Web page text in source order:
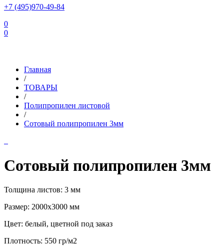
+7 (495)970-49-84
0
0
Главная
/
ТОВАРЫ
/
Полипропилен листовой
/
Сотовый полипропилен 3мм
Сотовый полипропилен 3мм
Толщина листов: 3 мм
Размер: 2000х3000 мм
Цвет: белый, цветной под заказ
Плотность: 550 гр/м2